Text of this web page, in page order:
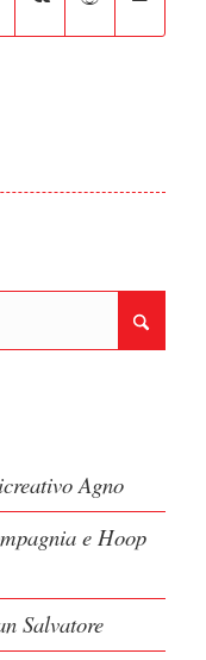
Agno
e Hoop
Salvatore